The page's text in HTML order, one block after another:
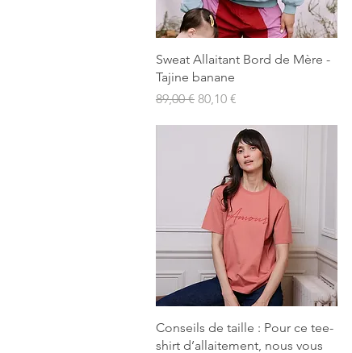
Aperçu rapide
Sweat Allaitant Bord de Mère -
Tajine banane
Prix original
89,00 € Prix promotionnel
80,10 €
Aperçu rapide
Conseils de taille : Pour ce tee-
shirt d’allaitement, nous vous